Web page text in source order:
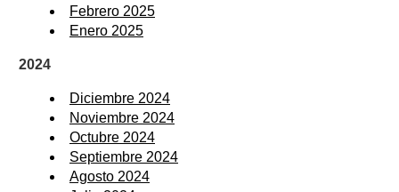
Febrero 2025
Enero 2025
2024
Diciembre 2024
Noviembre 2024
Octubre 2024
Septiembre 2024
Agosto 2024